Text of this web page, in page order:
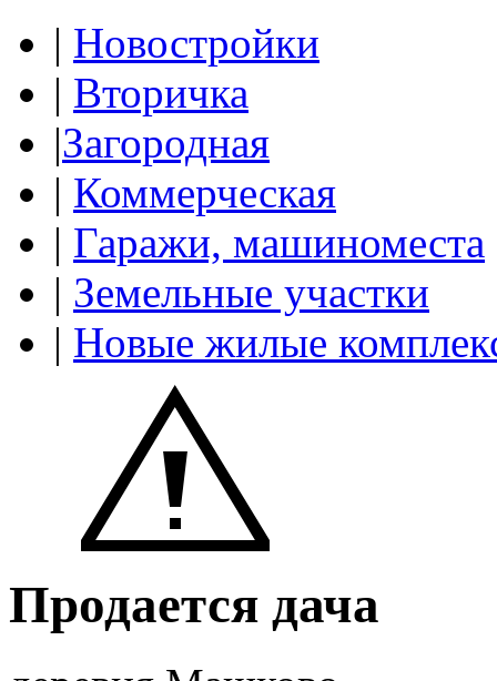
| Новостройки
| Вторичка
|Загородная
| Коммерческая
| Гаражи, машиноместа
| Земельные участки
| Новые жилые
Продается дача